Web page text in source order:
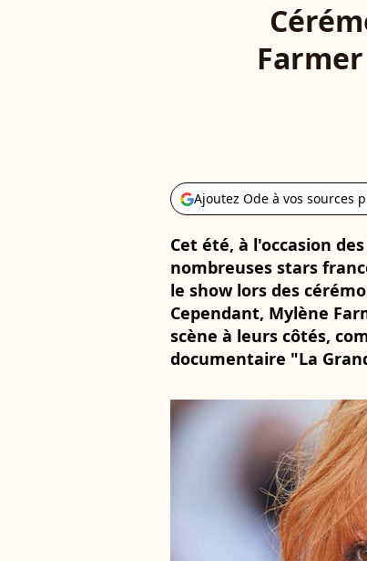
Ajoutez Ode à vos sources
Cet été, à l'occasion
nombreuses stars
le show lors des
Cependant, Mylène
scène à leurs côtés,
documentaire "La